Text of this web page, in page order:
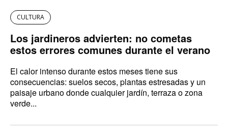
CULTURA
Los jardineros advierten: no cometas
estos errores comunes durante el verano
El calor intenso durante estos meses tiene sus
consecuencias: suelos secos, plantas estresadas y un
paisaje urbano donde cualquier jardín, terraza o zona
verde...